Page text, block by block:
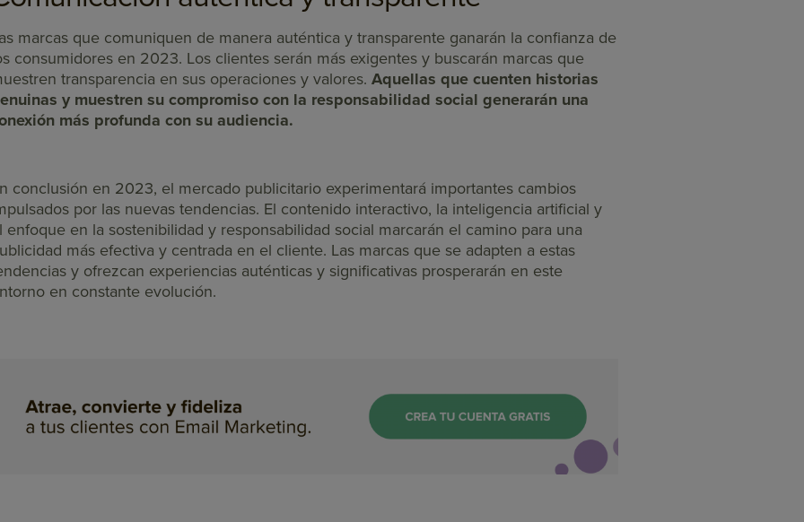
marcas que comuniquen de manera auténtica y transparente ganarán la confianza de
consumidores en 2023. Los clientes serán más exigentes y buscarán marcas que
transparencia en sus operaciones y valores. Aquellas que cuenten historias
y muestren su compromiso con la responsabilidad social generarán una
más profunda con su audiencia.
conclusión en 2023, el mercado publicitario experimentará importantes cambios
por las nuevas tendencias. El contenido interactivo, la inteligencia artificial y
enfoque en la sostenibilidad y responsabilidad social marcarán el camino para una
más efectiva y centrada en el cliente. Las marcas que se adapten a estas
y ofrezcan experiencias auténticas y significativas prosperarán en este
en constante evolución.